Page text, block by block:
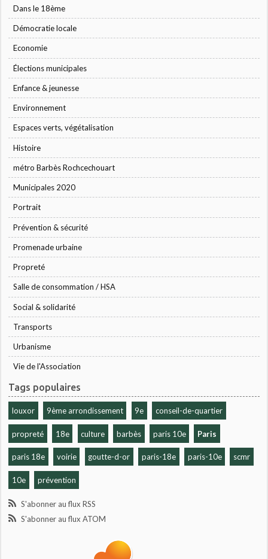
Dans le 18ème
Démocratie locale
Economie
Élections municipales
Enfance & jeunesse
Environnement
Espaces verts, végétalisation
Histoire
métro Barbès Rochcechouart
Municipales 2020
Portrait
Prévention & sécurité
Promenade urbaine
Propreté
Salle de consommation / HSA
Social & solidarité
Transports
Urbanisme
Vie de l'Association
Tags populaires
louxor 9ème arrondissement 9e conseil-de-quartier
propreté 18e culture barbès paris 10e Paris
paris 18e voirie goutte-d-or paris-18e paris-10e scmr
10e prévention
S'abonner au flux RSS
S'abonner au flux ATOM